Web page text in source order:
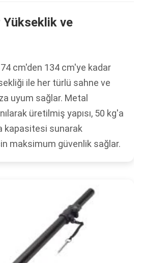
ve
74 cm'den 134 cm'ye kadar
ile her türlü sahne ve
uyum sağlar. Metal
üretilmiş yapısı, 50 kg'a
kapasitesi sunarak
maksimum güvenlik sağlar.